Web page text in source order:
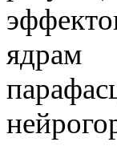
ядрам